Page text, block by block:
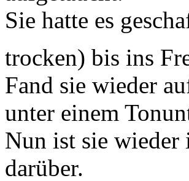
Sie hatte es
trocken) bis ins
Fand sie wieder
unter einem
Nun ist sie wieder
darüber.